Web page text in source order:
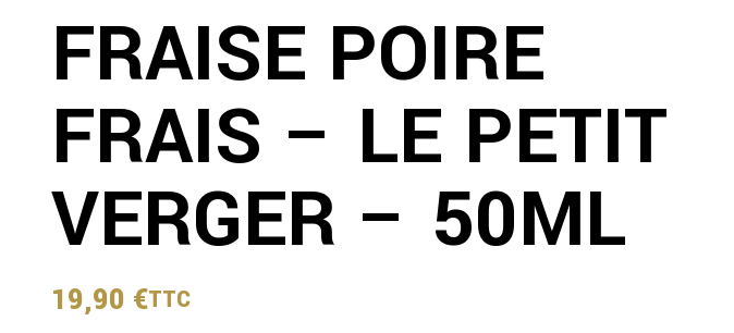
FRAISE POIRE
FRAIS – LE PETIT
VERGER – 50ML
19,90 €TTC